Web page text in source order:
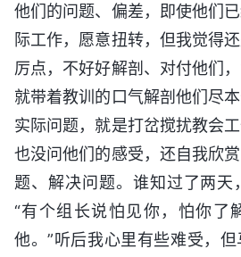
他们的问题、偏差，即使他们
际工作，愿意扭转，但我觉得
厉点，不好好解剖、对付他们
就带着教训的口气解剖他们尽
实际问题，就是打岔搅扰教会
也没问他们的感受，还自我欣
题、解决问题。谁知过了两天
“有个组长说怕见你，怕你了
他。”听后我心里有些难受，